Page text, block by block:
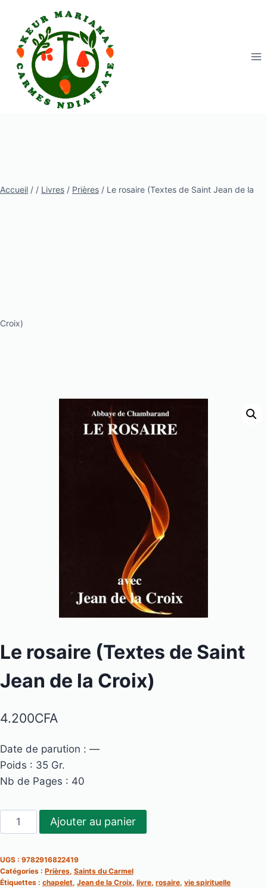
contenu
Accueil / / Livres / Prières / Le rosaire (Textes de Saint Jean de la
Croix)
Le rosaire (Textes de Saint
Jean de la Croix)
4.200CFA
Date de parution : —
Poids : 35 Gr.
Nb de Pages : 40
quantité
de
rosaire
(Textes
Ajouter au panier
UGS : 9782916822419
Catégories : Prières, Saints du Carmel
Étiquettes : chapelet, Jean de la Croix, livre, rosaire, vie spirituelle